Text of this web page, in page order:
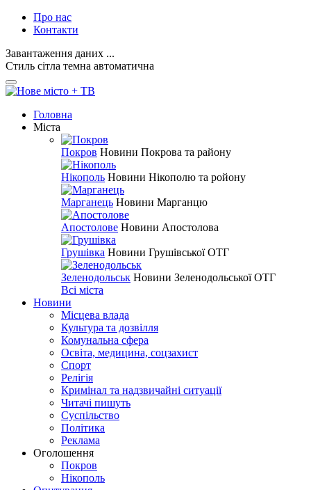
Про нас
Контакти
Завантаження даних ...
Стиль сітла темна автоматична
Головна
Міста
Покров Новини Покрова та району
Нікополь Новини Нікополю та ройону
Марганець Новини Марганцю
Апостолове Новини Апостолова
Грушівка Новини Грушівської ОТГ
Зеленодольськ Новини Зеленодольської ОТГ
Всі міста
Новини
Місцева влада
Культура та дозвілля
Комунальна сфера
Освіта, медицина, соцзахист
Спорт
Релігія
Кримінал та надзвичайні ситуації
Читачі пишуть
Суспільство
Політика
Реклама
Оголошення
Покров
Нікополь